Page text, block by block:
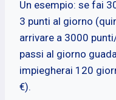
Un esempio: se fai
3 punti al giorno
arrivare a 3000
passi al giorno
impiegherai 120
€).